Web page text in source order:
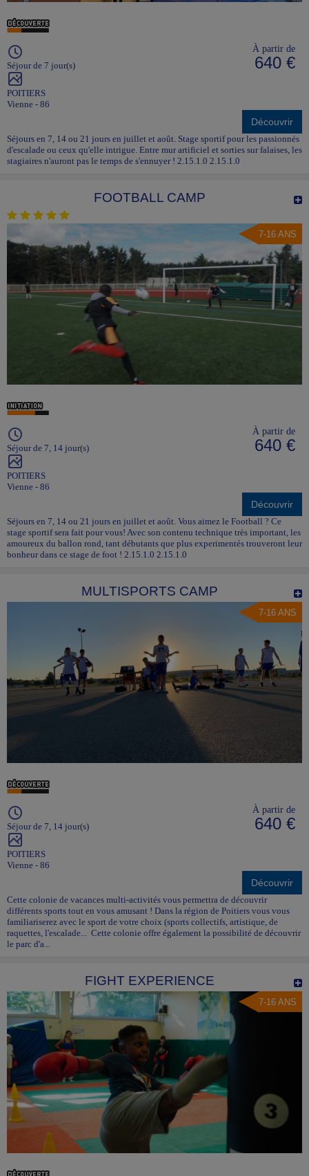
Séjour de 7 jour(s)
POITIERS
Vienne - 86
À partir de
640 €
Découvrir
Séjours en 7, 14 ou 21 jours en juillet et août. Stage sportif pour les passionnés
d'escalade ou ceux qu'elle intrigue. Entre mur artificiel et sorties sur falaises, les
stagiaires n'auront pas le temps de s'ennuyer ! 2.15.1.0 2.15.1.0
FOOTBALL CAMP
7-16 ANS
Séjour de 7, 14 jour(s)
POITIERS
Vienne - 86
À partir de
640 €
Découvrir
Séjours en 7, 14 ou 21 jours en juillet et août. Vous aimez le Football ? Ce
stage sportif sera fait pour vous! Avec son contenu technique très important, les
amoureux du ballon rond, tant débutants que plus experimentés trouveront leur
bonheur dans ce stage de foot ! 2.15.1.0 2.15.1.0
MULTISPORTS CAMP
7-16 ANS
Séjour de 7, 14 jour(s)
POITIERS
Vienne - 86
À partir de
640 €
Découvrir
Cette colonie de vacances multi-activités vous permettra de découvrir
différents sports tout en vous amusant ! Dans la région de Poitiers vous vous
familiariserez avec le sport de votre choix (sports collectifs, artistique, de
raquettes, l'escalade... Cette colonie offre également la possibilité de découvrir
le parc d'a...
FIGHT EXPERIENCE
7-16 ANS